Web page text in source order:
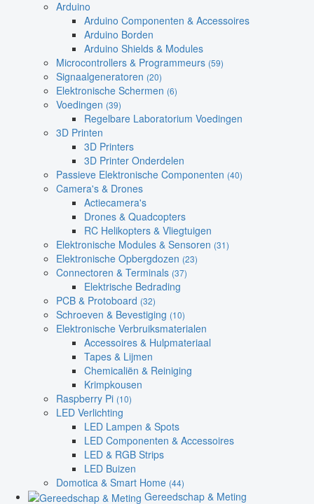
Arduino
Arduino Componenten & Accessoires
Arduino Borden
Arduino Shields & Modules
Microcontrollers & Programmeurs (59)
Signaalgeneratoren (20)
Elektronische Schermen (6)
Voedingen (39)
Regelbare Laboratorium Voedingen
3D Printen
3D Printers
3D Printer Onderdelen
Passieve Elektronische Componenten (40)
Camera's & Drones
Actiecamera's
Drones & Quadcopters
RC Helikopters & Vliegtuigen
Elektronische Modules & Sensoren (31)
Elektronische Opbergdozen (23)
Connectoren & Terminals (37)
Elektrische Bedrading
PCB & Protoboard (32)
Schroeven & Bevestiging (10)
Elektronische Verbruiksmaterialen
Accessoires & Hulpmateriaal
Tapes & Lijmen
Chemicaliën & Reiniging
Krimpkousen
Raspberry Pi (10)
LED Verlichting
LED Lampen & Spots
LED Componenten & Accessoires
LED & RGB Strips
LED Buizen
Domotica & Smart Home (44)
Gereedschap & Meting